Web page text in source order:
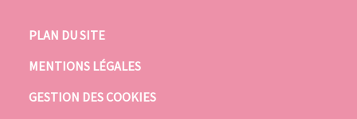
PLAN DU SITE
MENTIONS LÉGALES
GESTION DES COOKIES